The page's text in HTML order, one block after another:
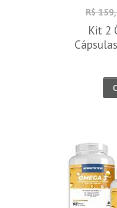
R$
Kit 2